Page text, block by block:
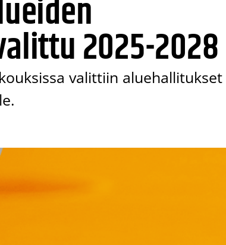
2025-2028
valittiin aluehallitukset